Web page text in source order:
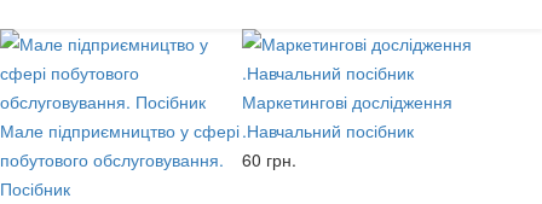
Мале підприємництво у сфері
побутового обслуговування.
Посібник
Маркетингові дослідження
.Навчальний посібник
60 грн.